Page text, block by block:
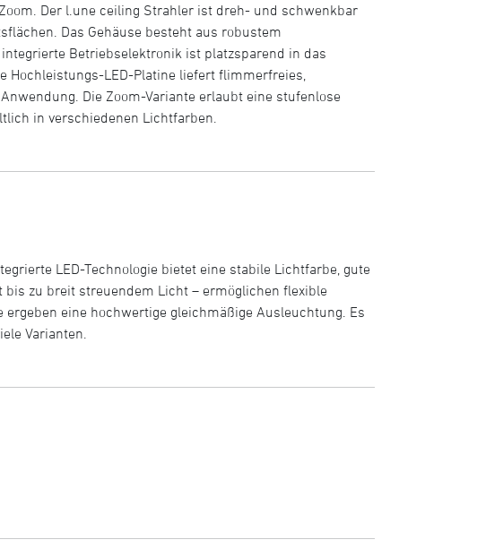
Der l.une ceiling Strahler ist dreh- und schwenkbar
Das Gehäuse besteht aus robustem
Betriebselektronik ist platzsparend in das
Hochleistungs-LED-Platine liefert flimmerfreies,
Die Zoom-Variante erlaubt eine stufenlose
in verschiedenen Lichtfarben.
LED-Technologie bietet eine stabile Lichtfarbe, gute
zu breit streuendem Licht – ermöglichen flexible
eine hochwertige gleichmäßige Ausleuchtung. Es
Varianten.